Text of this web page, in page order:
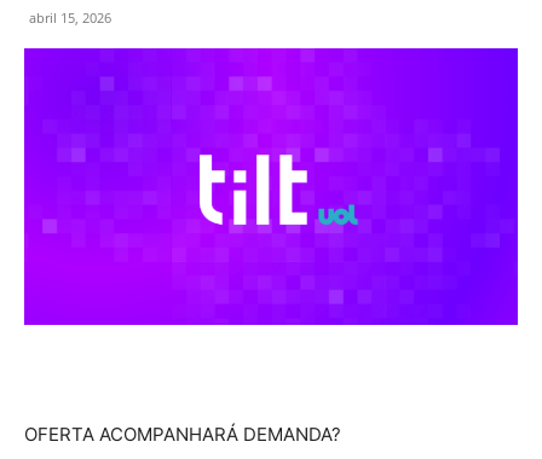
abril 15, 2026
OFERTA ACOMPANHARÁ DEMANDA?